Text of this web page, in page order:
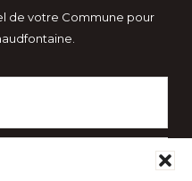
de votre Commune pour